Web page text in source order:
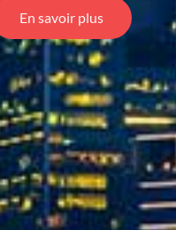
En savoir plus